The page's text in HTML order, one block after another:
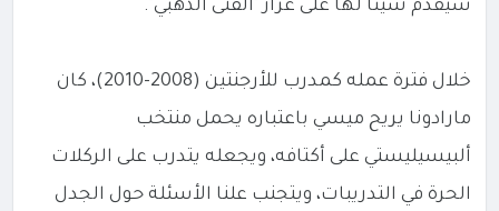
سيقدم شيئا لها على غرار "الفتى الذهبي".
خلال فترة عمله كمدرب للأرجنتين (2008-2010)، كان
مارادونا يريح ميسي باعتباره يحمل منتخب
ألبيسيليستي على أكتافه، ويجعله يتدرب على الركلات
الحرة في التدريبات، ويتجنب علنا الأسئلة حول الجدل